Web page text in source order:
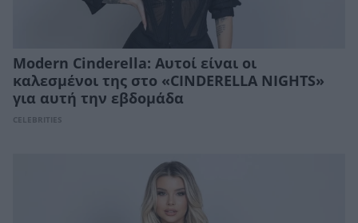
Modern Cinderella: Αυτοί είναι οι
καλεσμένοι της στο «CINDERELLA NIGHTS»
για αυτή την εβδομάδα
CELEBRITIES